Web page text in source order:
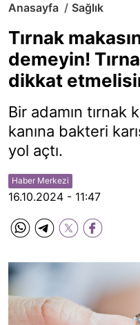
Anasayfa Sağlık
Tırnak
demeyin!
dikkat
Bir adamın tırnak
kanına bakteri
yol açtı.
Haber Merkezi
16.10.2024 - 11:47